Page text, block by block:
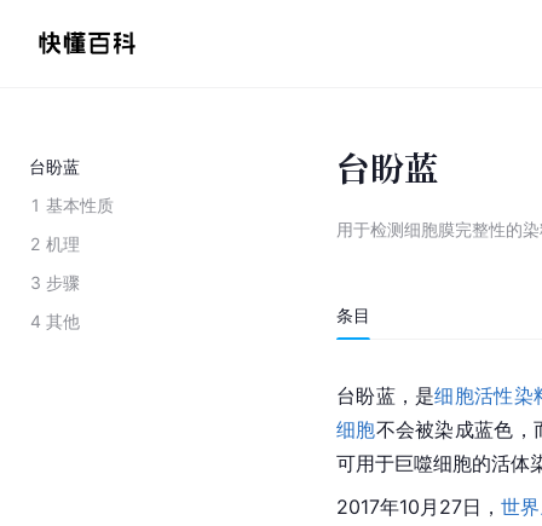
台盼蓝
1 基本性质
2 机理
3 步骤
4 其他
台盼蓝
用于检测细胞膜完整性的
条目
台盼蓝，是细胞活性染
细胞不会被染成蓝色，
可用于巨噬细胞的活体
2017年10月27日，世